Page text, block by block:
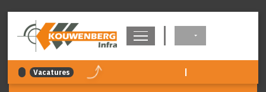
Vacatures |